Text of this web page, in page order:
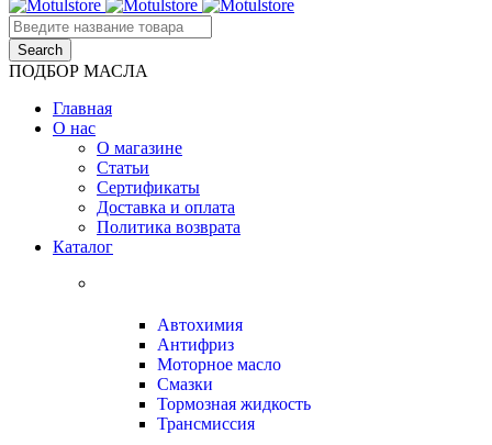
ПОДБОР МАСЛА
Главная
О нас
О магазине
Статьи
Сертификаты
Доставка и оплата
Политика возврата
Каталог
Автохимия
Антифриз
Моторное масло
Смазки
Тормозная жидкость
Трансмиссия